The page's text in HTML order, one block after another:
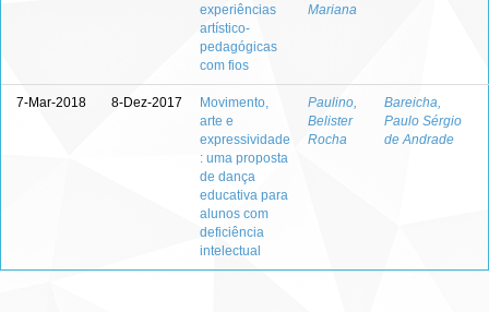
experiências
artístico-
pedagógicas
com fios
Mariana
7-Mar-2018 8-Dez-2017
Movimento,
arte e
expressividade
: uma proposta
de dança
educativa para
alunos com
deficiência
intelectual
Paulino,
Belister
Rocha
Bareicha,
Paulo Sérgio
de Andrade